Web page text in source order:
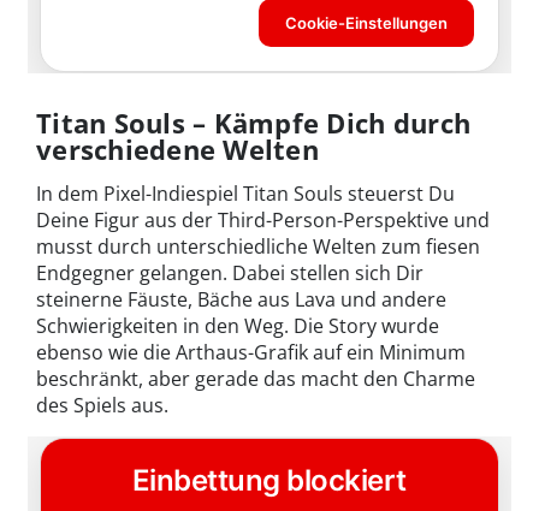
Titan Souls – Kämpfe Dich durch
verschiedene Welten
In dem Pixel-Indiespiel Titan Souls steuerst Du
Deine Figur aus der Third-Person-Perspektive und
musst durch unterschiedliche Welten zum fiesen
Endgegner gelangen. Dabei stellen sich Dir
steinerne Fäuste, Bäche aus Lava und andere
Schwierigkeiten in den Weg. Die Story wurde
ebenso wie die Arthaus-Grafik auf ein Minimum
beschränkt, aber gerade das macht den Charme
des Spiels aus.